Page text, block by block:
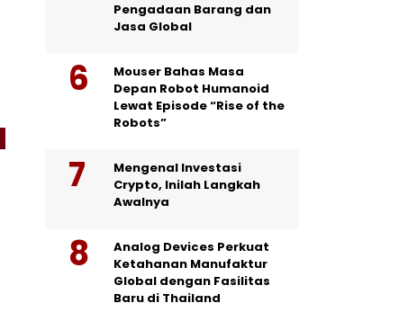
Pengadaan Barang dan
Jasa Global
Mouser Bahas Masa
Depan Robot Humanoid
Lewat Episode “Rise of the
Robots”
Mengenal Investasi
Crypto, Inilah Langkah
Awalnya
Analog Devices Perkuat
Ketahanan Manufaktur
Global dengan Fasilitas
Baru di Thailand